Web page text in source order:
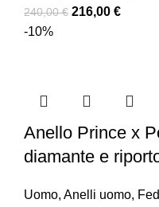
240,00€ 216,00 €
-10%
Anello Prince x
diamante e
Uomo, Anelli uomo,